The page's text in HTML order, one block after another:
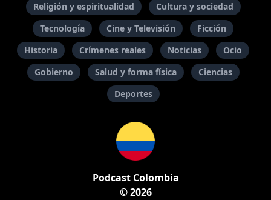
Religión y espiritualidad
Cultura y sociedad
Tecnología
Cine y Televisión
Ficción
Historia
Crímenes reales Noticias
Ocio
Gobierno
Salud y forma física
Ciencias
Deportes
Podcast Colombia
© 2026